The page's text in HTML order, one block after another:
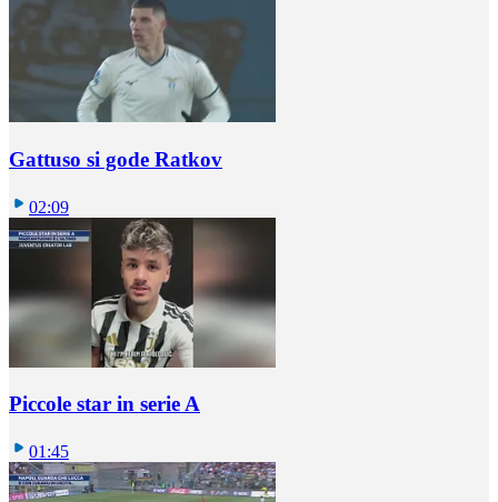
Gattuso si gode Ratkov
02:09
Piccole star in serie A
01:45